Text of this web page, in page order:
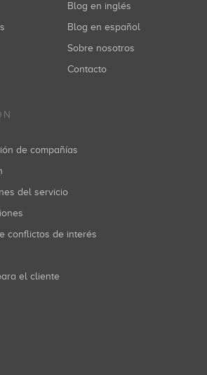
Blog en inglés
Blog en español
Sobre nosotros
Contacto
de compañías
del servicio
conflictos de interés
el cliente